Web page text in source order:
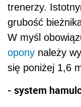
trenerzy.
grubość
W myśl
opony należy
się poniżej 1,6
- system